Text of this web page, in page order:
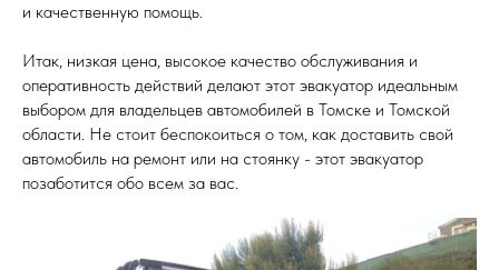
и качественную помощь.
Итак, низкая цена, высокое качество обслуживания и
оперативность действий делают этот эвакуатор идеальным
выбором для владельцев автомобилей в Томске и Томской
области. Не стоит беспокоиться о том, как доставить свой
автомобиль на ремонт или на стоянку - этот эвакуатор
позаботится обо всем за вас.